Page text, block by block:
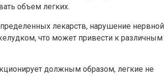
объем легких.
лекарств, нарушение нервной
что может привести к различным
должным образом, легкие не